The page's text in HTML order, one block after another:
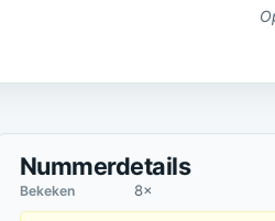
Nummerdetails
Bekeken 8×